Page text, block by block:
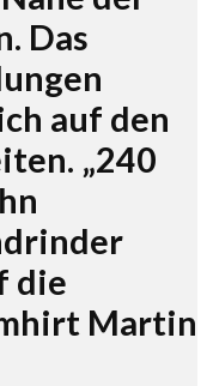
Das
auf den
„240
die
Martin